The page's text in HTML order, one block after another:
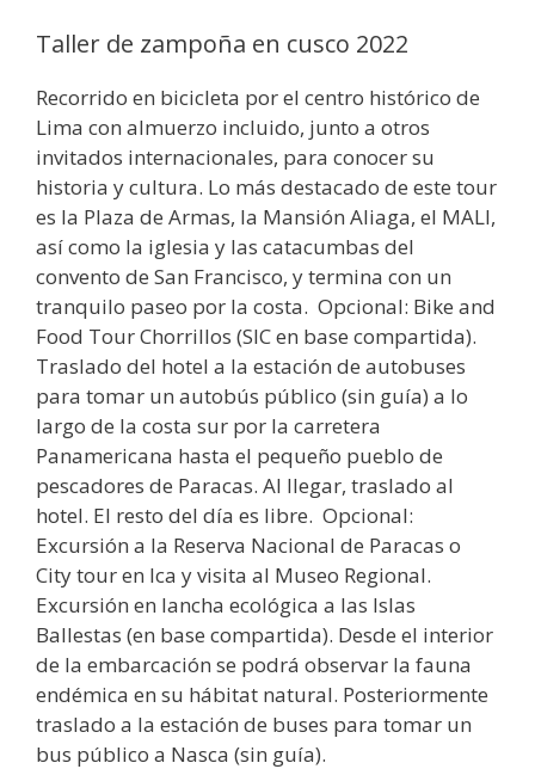
Taller de zampoña en cusco 2022
Recorrido en bicicleta por el centro histórico de
Lima con almuerzo incluido, junto a otros
invitados internacionales, para conocer su
historia y cultura. Lo más destacado de este tour
es la Plaza de Armas, la Mansión Aliaga, el MALI,
así como la iglesia y las catacumbas del
convento de San Francisco, y termina con un
tranquilo paseo por la costa. Opcional: Bike and
Food Tour Chorrillos (SIC en base compartida).
Traslado del hotel a la estación de autobuses
para tomar un autobús público (sin guía) a lo
largo de la costa sur por la carretera
Panamericana hasta el pequeño pueblo de
pescadores de Paracas. Al llegar, traslado al
hotel. El resto del día es libre. Opcional:
Excursión a la Reserva Nacional de Paracas o
City tour en Ica y visita al Museo Regional.
Excursión en lancha ecológica a las Islas
Ballestas (en base compartida). Desde el interior
de la embarcación se podrá observar la fauna
endémica en su hábitat natural. Posteriormente
traslado a la estación de buses para tomar un
bus público a Nasca (sin guía).